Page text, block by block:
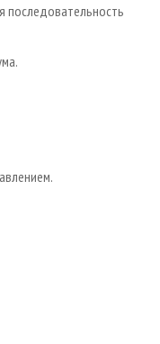
последовательность